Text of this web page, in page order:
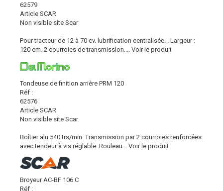
62579
Article SCAR
Non visible site Scar
Pour tracteur de 12 à 70 cv. lubrification centralisée. . Largeur :
120 cm. 2 courroies de transmission....
Voir le produit
Tondeuse de finition arrière PRM 120
Réf :
62576
Article SCAR
Non visible site Scar
Boîtier alu 540 trs/min. Transmission par 2 courroies renforcées
avec tendeur à vis réglable. Rouleau...
Voir le produit
Broyeur AC-BF 106 C
Réf :